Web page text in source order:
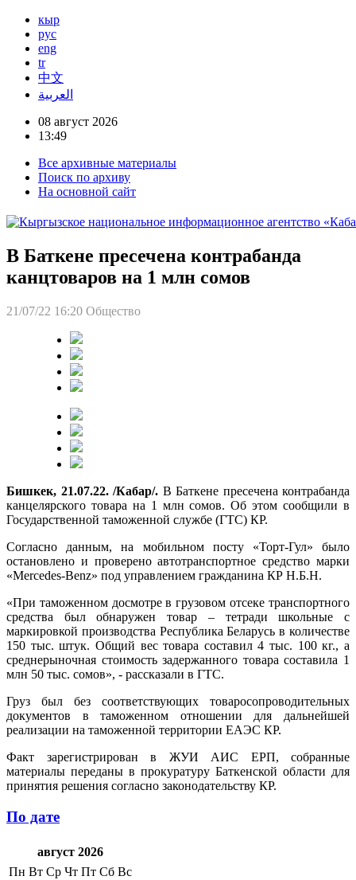
кыр
рус
eng
tr
中文
العربية
08 август 2026
13:49
Все архивные материалы
Поиск по архиву
На основной сайт
В Баткене пресечена контрабанда
канцтоваров на 1 млн сомов
21/07/22 16:20 Общество
Бишкек, 21.07.22. /Кабар/. В Баткене пресечена контрабанда
канцелярского товара на 1 млн сомов. Об этом сообщили в
Государственной таможенной службе (ГТС) КР.
Согласно данным, на мобильном посту «Торт-Гул» было
остановлено и проверено автотранспортное средство марки
«Mercedes-Benz» под управлением гражданина КР Н.Б.Н.
«При таможенном досмотре в грузовом отсеке транспортного
средства был обнаружен товар – тетради школьные с
маркировкой производства Республика Беларусь в количестве
150 тыс. штук. Общий вес товара составил 4 тыс. 100 кг., а
среднерыночная стоимость задержанного товара составила 1
млн 50 тыс. сомов», - рассказали в ГТС.
Груз был без соответствующих товаросопроводительных
документов в таможенном отношении для дальнейшей
реализации на таможенной территории ЕАЭС КР.
Факт зарегистрирован в ЖУИ АИС ЕРП, собранные
материалы переданы в прокуратуру Баткенской области для
принятия решения согласно законодательству КР.
По дате
август 2026
Пн Вт Ср Чт Пт Сб Вс